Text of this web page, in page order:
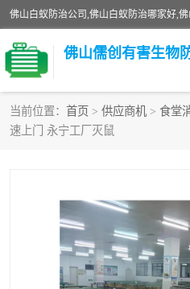
当前位置： 首页 > 供应商机 > 食堂
速上门 永宁工厂灭鼠
白蚁消杀
除四害
校园消杀